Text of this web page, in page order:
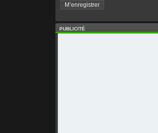
M’enregistrer
PUBLICITÉ